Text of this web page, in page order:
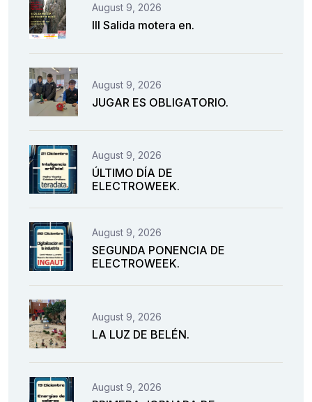
August 9, 2026
III Salida motera en.
August 9, 2026
JUGAR ES OBLIGATORIO.
August 9, 2026
ÚLTIMO DÍA DE
ELECTROWEEK.
August 9, 2026
SEGUNDA PONENCIA DE
ELECTROWEEK.
August 9, 2026
LA LUZ DE BELÉN.
August 9, 2026